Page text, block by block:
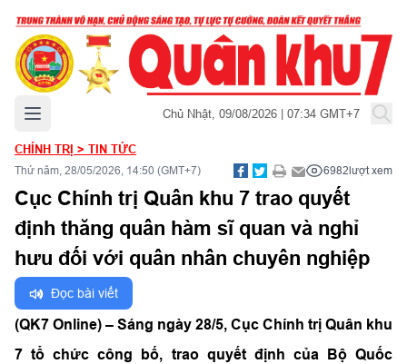
Mở menu chính Chủ Nhật, 09/08/2026 | 07:34 GMT+7
CHÍNH TRỊ > TIN TỨC
Thứ năm, 28/05/2026, 14:50 (GMT+7) 6982lượt xem
Cục Chính trị Quân khu 7 trao quyết
định thăng quân hàm sĩ quan và nghỉ
hưu đối với quân nhân chuyên nghiệp
Đọc bài viết
(QK7 Online) – Sáng ngày 28/5, Cục Chính trị Quân khu
7 tổ chức công bố, trao quyết định của Bộ Quốc